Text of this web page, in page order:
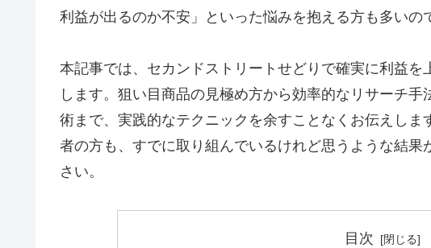
利益が出るのか不安」といった悩みを抱える方も多いの
本記事では、セカンドストリートせどりで確実に利益
します。狙い目商品の見極め方から効率的なリサーチ
術まで、実践的なテクニックを余すことなくお伝えし
者の方も、すでに取り組んでいるけれど思うような結
さい。
目次